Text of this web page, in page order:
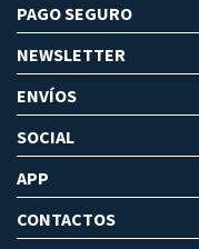
PAGO SEGURO
NEWSLETTER
ENVÍOS
SOCIAL
APP
CONTACTOS